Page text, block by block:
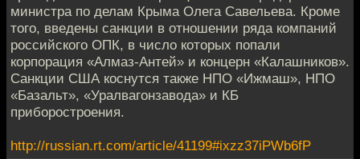
министра по делам Крыма Олега Савельева. Кроме
того, введены санкции в отношении ряда компаний
российского ОПК, в число которых попали
корпорация «Алмаз-Антей» и концерн «Калашников».
Санкции США коснутся также НПО «Ижмаш», НПО
«Базальт», «Уралвагонзавода» и КБ
приборостроения.
http://russian.rt.com/article/41199#ixzz37iPWb6fP